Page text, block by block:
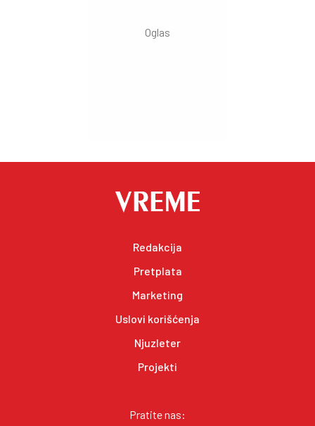
Redakcija
Pretplata
Marketing
Uslovi korišćenja
Njuzleter
Projekti
Pratite nas: